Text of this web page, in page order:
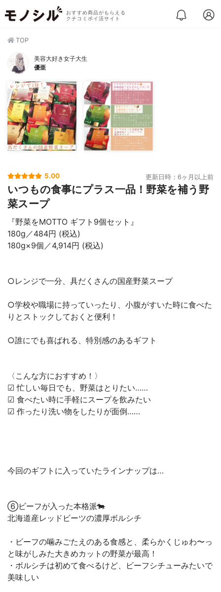
おすすめ商品がもらえる
クチコミポイ活サイト
TOP
美容大好き女子大生
優亜
5.00 更新日時：6ヶ月以上前
いつもの食事にプラス一品！野菜を補う野
菜スープ
『野菜をMOTTO ギフト9個セット』
180g／484円 (税込)
180g×9個／4,914円 (税込)
○レンジで一分、具だくさんの国産野菜スープ
○学校や職場に持っていったり、小腹がすいた時に食べた
りとストックしておくと便利！
○誰にでも喜ばれる、特別感のあるギフト
〈こんな方におすすめ！〉
︎︎︎︎︎︎☑︎ 忙しい毎日でも、野菜はとりたい……
︎︎︎︎︎︎☑︎ 食べたい時に手軽にスープを飲みたい
︎︎︎︎︎︎☑︎ 作ったり洗い物をしたりが面倒……
今回のギフトに入っていたラインナップは…
⑥ビーフが入った本格派🐄
北海道産レッドビーツの濃厚ボルシチ
・ビーフの噛みごたえのある食感と、柔らかくじゅわ〜っ
と味がしみた大きめカットの野菜が最高！
・ボルシチは初めて食べるけど、ビーフシチューみたいで
美味しい